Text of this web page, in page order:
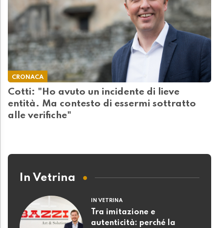
CRONACA
Cotti: "Ho avuto un incidente di lieve
entità. Ma contesto di essermi sottratto
alle verifiche"
In Vetrina
IN VETRINA
Tra imitazione e
autenticità: perché la